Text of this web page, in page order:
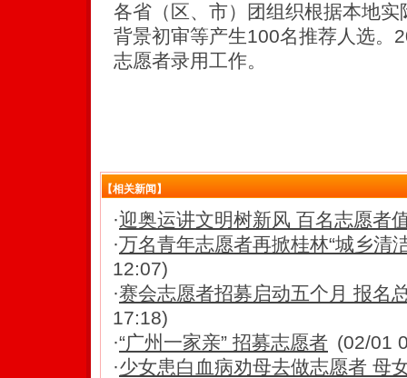
各省（区、市）团组织根据本地
背景初审等产生100名推荐人选。
志愿者录用工作。
【相关新闻】
·迎奥运讲文明树新风 百名志愿者
·万名青年志愿者再掀桂林“城乡清
12:07)
·赛会志愿者招募启动五个月 报名
17:18)
·“广州一家亲” 招募志愿者 (02/01
·少女患白血病劝母去做志愿者 母